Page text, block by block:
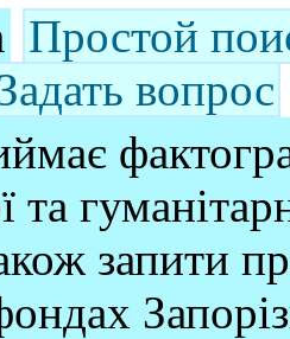
Простой
вопрос
та
запити